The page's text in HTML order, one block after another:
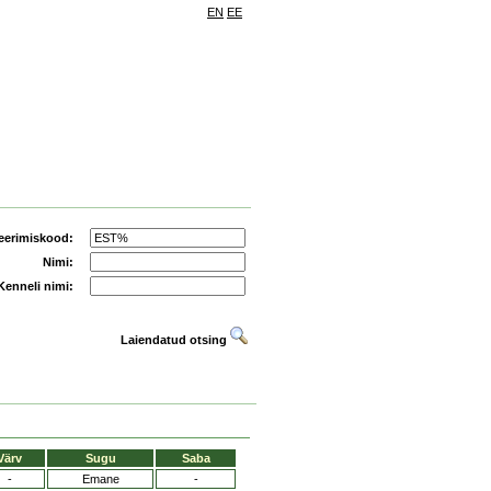
EN EE
Nimi:
nimi:
Laiendatud otsing
Sugu
Saba
- Emane -